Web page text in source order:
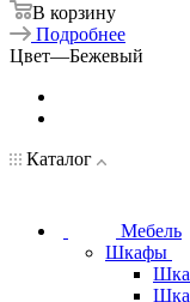
В корзину
Подробнее
Цвет—Бежевый
Каталог
Мебель
Шкафы